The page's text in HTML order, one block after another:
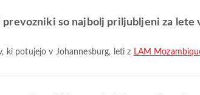
so najbolj priljubljeni za lete
ki potujejo v Johannesburg, leti z LAM